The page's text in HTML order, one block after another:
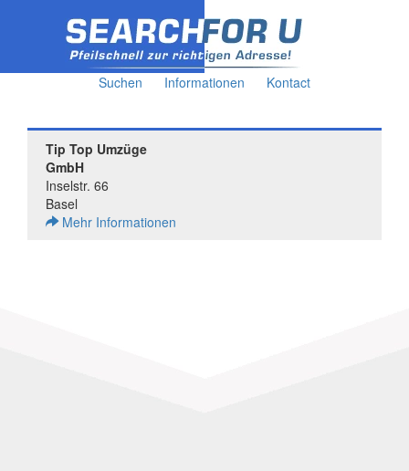
Suchen Informationen Kontact
Tip Top Umzüge
GmbH
Inselstr. 66
Basel
Mehr Informationen